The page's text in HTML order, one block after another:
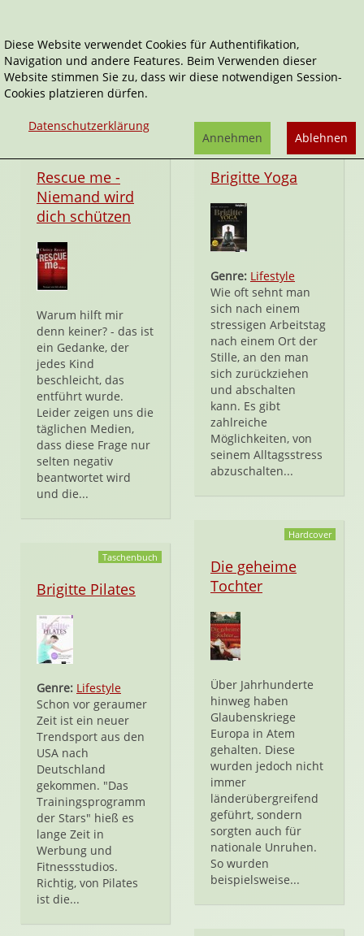
Diana
Rescue me -
Niemand wird
dich schützen
Warum hilft mir
denn keiner? - das ist
ein Gedanke, der
jedes Kind
beschleicht, das
entführt wurde.
Leider zeigen uns die
täglichen Medien,
dass diese Frage nur
selten negativ
beantwortet wird
und die...
Taschenbuch
Brigitte Yoga
Genre: Lifestyle
Wie oft sehnt man
sich nach einem
stressigen Arbeitstag
nach einem Ort der
Stille, an den man
sich zurückziehen
und abschalten
kann. Es gibt
zahlreiche
Möglichkeiten, von
seinem Alltagsstress
abzuschalten...
Taschenbuch
Brigitte Pilates
Genre: Lifestyle
Schon vor geraumer
Zeit ist ein neuer
Trendsport aus den
USA nach
Deutschland
gekommen. "Das
Trainingsprogramm
der Stars" hieß es
lange Zeit in
Werbung und
Fitnessstudios.
Richtig, von Pilates
ist die...
Hardcover
Die geheime
Tochter
Über Jahrhunderte
hinweg haben
Glaubenskriege
Europa in Atem
gehalten. Diese
wurden jedoch nicht
immer
länderübergreifend
geführt, sondern
sorgten auch für
nationale Unruhen.
So wurden
beispielsweise...
Diese Website verwendet Cookies für Authentifikation,
Navigation und andere Features. Beim Verwenden dieser
Website stimmen Sie zu, dass wir diese notwendigen Session-
Cookies platzieren dürfen.
Datenschutzerklärung
Ablehnen
Annehmen